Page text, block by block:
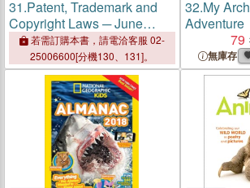
31.Patent, Trademark and
Copyright Laws ─ June
2017 Edition: Current
Through May 15, 2017
若需訂購本書，請電洽客服 02-
25006600[分機130、131]。
32.My
Adventure
79
無庫存